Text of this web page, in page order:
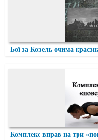
Бої за Ковель очима
Комплекс вправ на три